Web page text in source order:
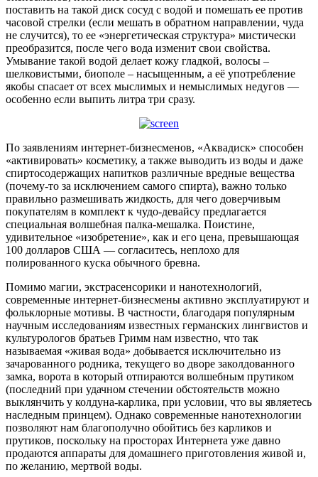
поставить на такой диск сосуд с водой и помешать ее против
часовой стрелки (если мешать в обратном направлении, чуда
не случится), то ее «энергетическая структура» мистически
преобразится, после чего вода изменит свои свойства.
Умывание такой водой делает кожу гладкой, волосы –
шелковистыми, биополе – насыщенным, а её употребление
якобы спасает от всех мыслимых и немыслимых недугов —
особенно если выпить литра три сразу.
По заявлениям интернет-бизнесменов, «Аквадиск» способен
«активировать» косметику, а также выводить из воды и даже
спиртосодержащих напитков различные вредные вещества
(почему-то за исключением самого спирта), важно только
правильно размешивать жидкость, для чего доверчивым
покупателям в комплект к чудо-девайсу предлагается
специальная волшебная палка-мешалка. Поистине,
удивительное «изобретение», как и его цена, превышающая
100 долларов США — согласитесь, неплохо для
полированного куска обычного бревна.
Помимо магии, экстрасенсорики и нанотехнологий,
современные интернет-бизнесмены активно эксплуатируют и
фольклорные мотивы. В частности, благодаря популярным
научным исследованиям известных германских лингвистов и
культурологов братьев Гримм нам известно, что так
называемая «живая вода» добывается исключительно из
зачарованного родника, текущего во дворе заколдованного
замка, ворота в который отпираются волшебным прутиком
(последний при удачном стечении обстоятельств можно
выклянчить у колдуна-карлика, при условии, что вы являетесь
наследным принцем). Однако современные нанотехнологии
позволяют нам благополучно обойтись без карликов и
прутиков, поскольку на просторах Интернета уже давно
продаются аппараты для домашнего приготовления живой и,
по желанию, мертвой воды.